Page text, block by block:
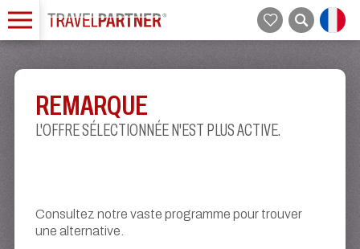
REMARQUE
L'OFFRE SÉLECTIONNÉE N'EST PLUS ACTIVE.
Consultez notre vaste programme pour trouver
une alternative.